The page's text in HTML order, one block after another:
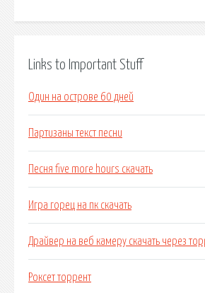
Links to Important Stuff
Один на острове 60 дней
Партизаны текст песни
Песня five more hours скачать
Игра горец на пк скачать
Драйвер на веб камеру скачать через
Роксет торрент